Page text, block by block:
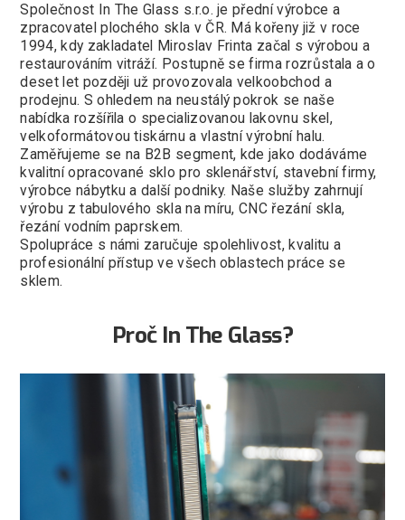
Společnost In The Glass s.r.o. je přední výrobce a
zpracovatel plochého skla v ČR. Má kořeny již v roce
1994, kdy zakladatel Miroslav Frinta začal s výrobou a
restaurováním vitráží. Postupně se firma rozrůstala a o
deset let později už provozovala velkoobchod a
prodejnu. S ohledem na neustálý pokrok se naše
nabídka rozšířila o specializovanou lakovnu skel,
velkoformátovou tiskárnu a vlastní výrobní halu.
Zaměřujeme se na B2B segment, kde jako dodáváme
kvalitní opracované sklo pro sklenářství, stavební firmy,
výrobce nábytku a další podniky. Naše služby zahrnují
výrobu z tabulového skla na míru, CNC řezání skla,
řezání vodním paprskem.
Spolupráce s námi zaručuje spolehlivost, kvalitu a
profesionální přístup ve všech oblastech práce se
sklem.
Proč In The Glass?